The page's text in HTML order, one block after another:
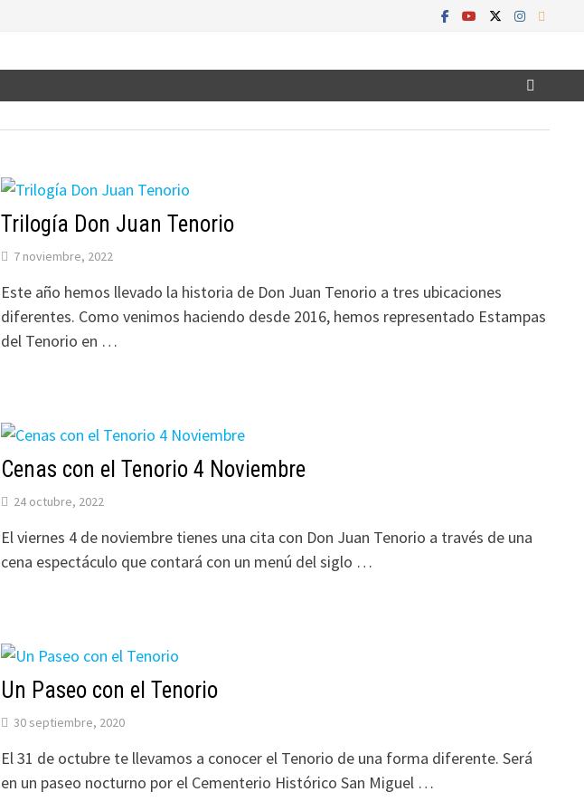
Trilogía Don Juan Tenorio
7 noviembre, 2022
Este año hemos llevado la historia de Don Juan Tenorio a tres ubicaciones
diferentes. Como venimos haciendo desde 2016, hemos representado Estampas
del Tenorio en …
Cenas con el Tenorio 4 Noviembre
24 octubre, 2022
El viernes 4 de noviembre tienes una cita con Don Juan Tenorio a través de una
cena espectáculo que contará con un menú del siglo …
Un Paseo con el Tenorio
30 septiembre, 2020
El 31 de octubre te llevamos a conocer el Tenorio de una forma diferente. Será
en un paseo nocturno por el Cementerio Histórico San Miguel …